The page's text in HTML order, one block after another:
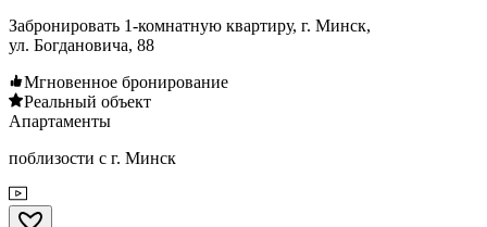
Забронировать 1-комнатную квартиру, г. Минск,
ул. Богдановича, 88
Мгновенное бронирование
Реальный объект
Апартаменты
поблизости с г. Минск